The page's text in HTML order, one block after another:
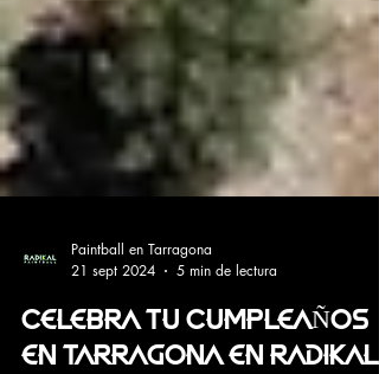
Paintball en Tarragona
21 sept 2024
5 min de lectura